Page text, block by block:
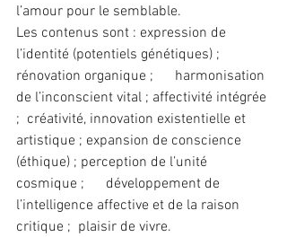
l’amour pour le semblable.
Les contenus sont : expression de
l’identité (potentiels génétiques) ;
rénovation organique ;      harmonisation
de l’inconscient vital ; affectivité intégrée
;  créativité, innovation existentielle et
artistique ; expansion de conscience
(éthique) ; perception de l’unité
cosmique ;      développement de
l’intelligence affective et de la raison
critique ;  plaisir de vivre.